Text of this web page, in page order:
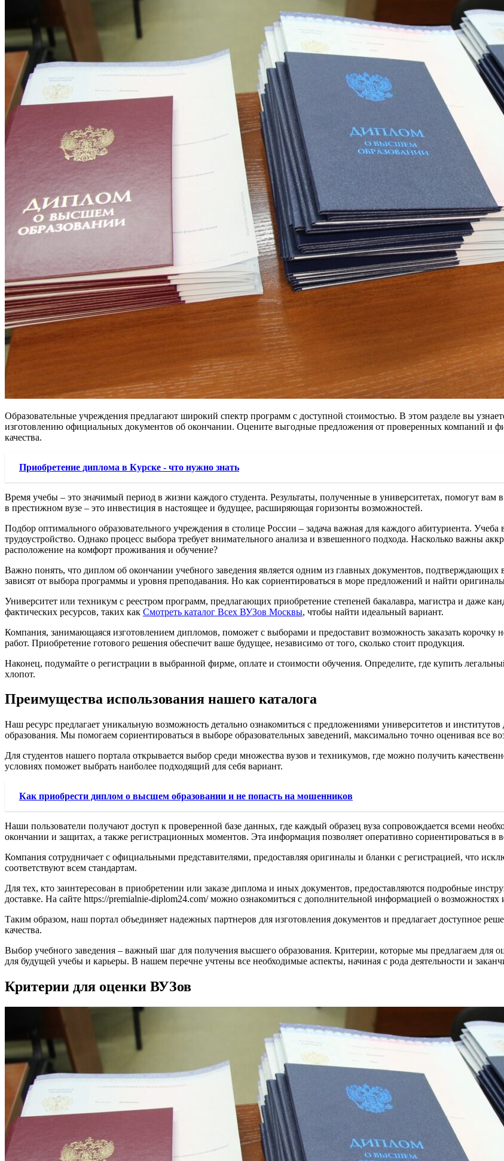
Образовательные учреждения предлагают широкий спектр программ с доступной стоимостью. В этом разделе вы
изготовлению официальных документов об окончании. Оцените выгодные предложения от проверенных компаний и
качества.
Приобретение диплома в Курске - что нужно знать
Время учебы – это значимый период в жизни каждого студента. Результаты, полученные в университетах, помогут
в престижном вузе – это инвестиция в настоящее и будущее, расширяющая горизонты возможностей.
Подбор оптимального образовательного учреждения в столице России – задача важная для каждого абитуриента.
трудоустройство. Однако процесс выбора требует внимательного анализа и взвешенного подхода. Насколько важны
расположение на комфорт проживания и обучение?
Важно понять, что диплом об окончании учебного заведения является одним из главных документов,
зависят от выбора программы и уровня преподавания. Но как сориентироваться в море предложений и найти
Университет или техникум с реестром программ, предлагающих приобретение степеней бакалавра, магистра и даже
фактических ресурсов, таких как Смотреть каталог Всех ВУЗов Москвы, чтобы найти идеальный вариант.
Компания, занимающаяся изготовлением дипломов, поможет с выборами и предоставит возможность заказать
работ. Приобретение готового решения обеспечит ваше будущее, независимо от того, сколько стоит продукция.
Наконец, подумайте о регистрации в выбранной фирме, оплате и стоимости обучения. Определите, где купить
хлопот.
Преимущества использования нашего каталога
Наш ресурс предлагает уникальную возможность детально ознакомиться с предложениями университетов и
образования. Мы помогаем сориентироваться в выборе образовательных заведений, максимально точно оценивая
Для студентов нашего портала открывается выбор среди множества вузов и техникумов, где можно получить
условиях поможет выбрать наиболее подходящий для себя вариант.
Как приобрести диплом о высшем образовании и не попасть на мошенников
Наши пользователи получают доступ к проверенной базе данных, где каждый образец вуза сопровождается всеми
окончании и защитах, а также регистрационных моментов. Эта информация позволяет оперативно сориентироваться
Компания сотрудничает с официальными представителями, предоставляя оригиналы и бланки с регистрацией, что
соответствуют всем стандартам.
Для тех, кто заинтересован в приобретении или заказе диплома и иных документов, предоставляются подробные
доставке. На сайте https://premialnie-diplom24.com/ можно ознакомиться с дополнительной информацией о возможностях
Таким образом, наш портал объединяет надежных партнеров для изготовления документов и предлагает доступное
качества.
Выбор учебного заведения – важный шаг для получения высшего образования. Критерии, которые мы предлагаем для
для будущей учебы и карьеры. В нашем перечне учтены все необходимые аспекты, начиная с рода деятельности и
Критерии для оценки ВУЗов